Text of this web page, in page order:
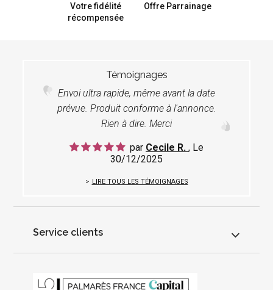
Votre fidélité
récompensée
Offre Parrainage
Témoignages
Envoi ultra rapide, même avant la date
prévue. Produit conforme à l'annonce.
Rien à dire. Merci
par Cecile R. , Le
30/12/2025
LIRE TOUS LES TÉMOIGNAGES
Service clients